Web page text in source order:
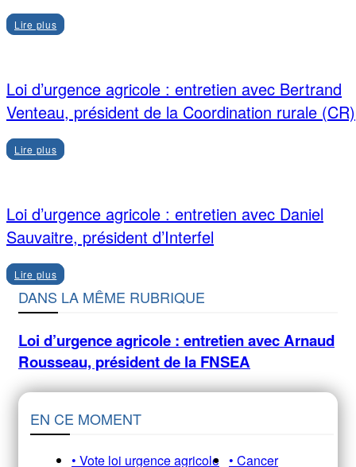
Lire plus
Loi d’urgence agricole : entretien avec Bertrand
Venteau, président de la Coordination rurale (CR)
Lire plus
Loi d’urgence agricole : entretien avec Daniel
Sauvaitre, président d’Interfel
Lire plus
DANS LA MÊME RUBRIQUE
Loi d’urgence agricole : entretien avec Arnaud
Rousseau, président de la FNSEA
EN CE MOMENT
• Vote loi urgence agricole • Cancer